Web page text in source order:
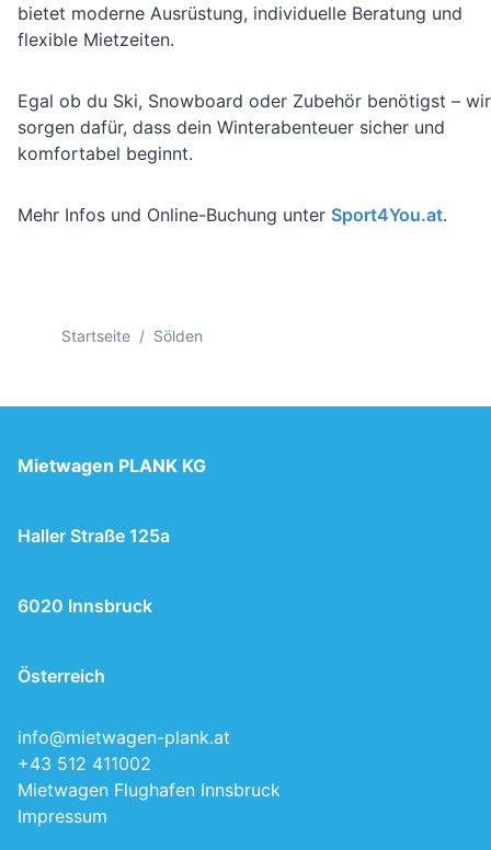
bietet moderne Ausrüstung, individuelle Beratung und
flexible Mietzeiten.
Egal ob du Ski, Snowboard oder Zubehör benötigst – wir
sorgen dafür, dass dein Winterabenteuer sicher und
komfortabel beginnt.
Mehr Infos und Online-Buchung unter Sport4You.at.
Startseite / Sölden
Mietwagen PLANK KG
Haller Straße 125a
6020 Innsbruck
Österreich
info@mietwagen-plank.at
+43 512 411002
Mietwagen Flughafen Innsbruck
Impressum